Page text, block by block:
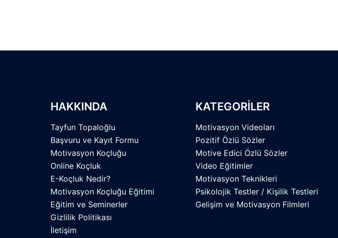
HAKKINDA
Tayfun Topaloğlu
Başvuru ve Kayıt Formu
Motivasyon Koçluğu
Online Koçluk
E-Koçluk Nedir?
Motivasyon Koçluğu Eğitimi
Eğitim ve Seminerler
Gizlilik Politikası
İletişim
KATEGORİLER
Motivasyon Videoları
Pozitif Özlü Sözler
Motive Edici Özlü Sözler
Video Eğitimler
Motivasyon Teknikleri
Psikolojik Testler / Kişilik Testleri
Gelişim ve Motivasyon Filmleri